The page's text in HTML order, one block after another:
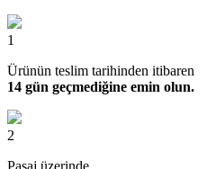
1
Ürünün teslim tarihinden itibaren
14 gün geçmediğine emin olun.
2
Pasaj üzerinde